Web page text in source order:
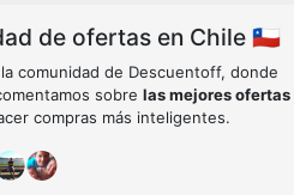
de ofertas en Chile 🇨🇱
comunidad de Descuentoff, donde
sobre las mejores ofertas
compras más inteligentes.